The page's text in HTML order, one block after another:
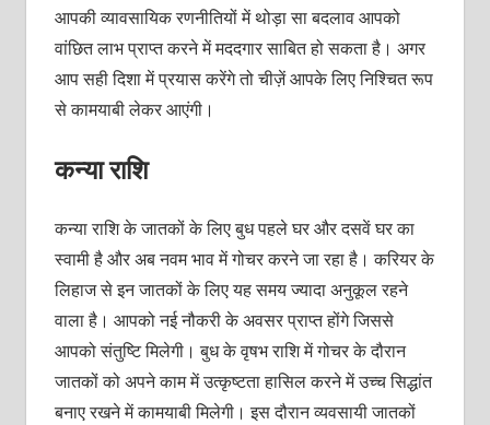
आपकी व्यावसायिक रणनीतियों में थोड़ा सा बदलाव आपको
वांछित लाभ प्राप्त करने में मददगार साबित हो सकता है। अगर
आप सही दिशा में प्रयास करेंगे तो चीज़ें आपके लिए निश्चित रूप
से कामयाबी लेकर आएंगी।
कन्या राशि
कन्या राशि के जातकों के लिए बुध पहले घर और दसवें घर का
स्वामी है और अब नवम भाव में गोचर करने जा रहा है। करियर के
लिहाज से इन जातकों के लिए यह समय ज्यादा अनुकूल रहने
वाला है। आपको नई नौकरी के अवसर प्राप्त होंगे जिससे
आपको संतुष्टि मिलेगी। बुध के वृषभ राशि में गोचर के दौरान
जातकों को अपने काम में उत्कृष्टता हासिल करने में उच्च सिद्धांत
बनाए रखने में कामयाबी मिलेगी। इस दौरान व्यवसायी जातकों